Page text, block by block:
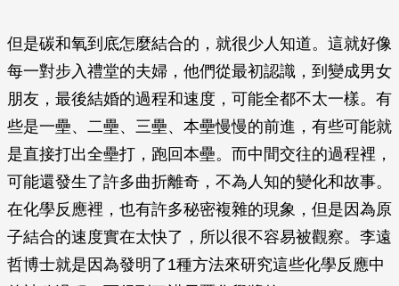
但是碳和氧到底怎麼結合的，就很少人知道。這就好像
每一對步入禮堂的夫婦，他們從最初認識，到變成男女
朋友，最後結婚的過程和速度，可能全都不太一樣。有
些是一壘、二壘、三壘、本壘慢慢的前進，有些可能就
是直接打出全壘打，跑回本壘。而中間交往的過程裡，
可能還發生了許多曲折離奇，不為人知的變化和故事。
在化學反應裡，也有許多秘密複雜的現象，但是因為原
子結合的速度實在太快了，所以很不容易被觀察。李遠
哲博士就是因為發明了1種方法來研究這些化學反應中